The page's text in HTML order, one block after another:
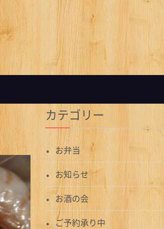
カテゴリー
お弁当
お知らせ
お酒の会
ご予約承り中